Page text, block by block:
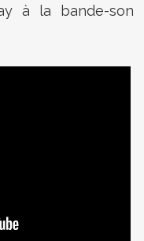
à la bande-son